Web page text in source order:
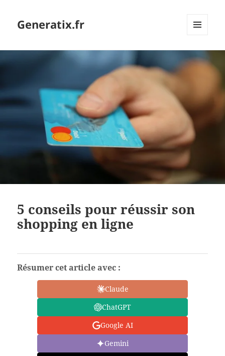
Generatix.fr
WIDGETS
5 conseils pour réussir son
shopping en ligne
Résumer cet article avec :
Claude
ChatGPT
Google AI
Gemini